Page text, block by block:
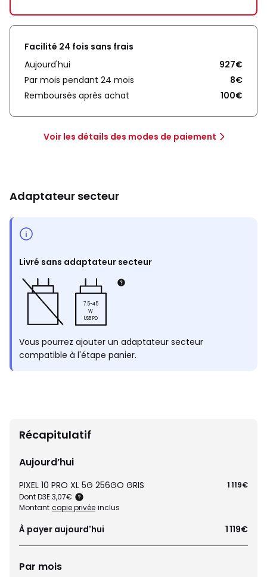
Facilité 24 fois sans frais
Aujourd'hui
927€
Par mois pendant 24 mois
8€
Remboursés après achat
100€
Voir les détails des modes de paiement
Adaptateur secteur
Livré sans adaptateur secteur
7.5-45
W
USB PD
Vous pourrez ajouter un adaptateur secteur
compatible à l'étape panier.
Récapitulatif
Aujourd’hui
PIXEL 10 PRO XL 5G 256GO GRIS
Dont D3E 3,07€
Montant copie privée inclus
1 119€
À payer aujourd'hui 1 119€
Par mois